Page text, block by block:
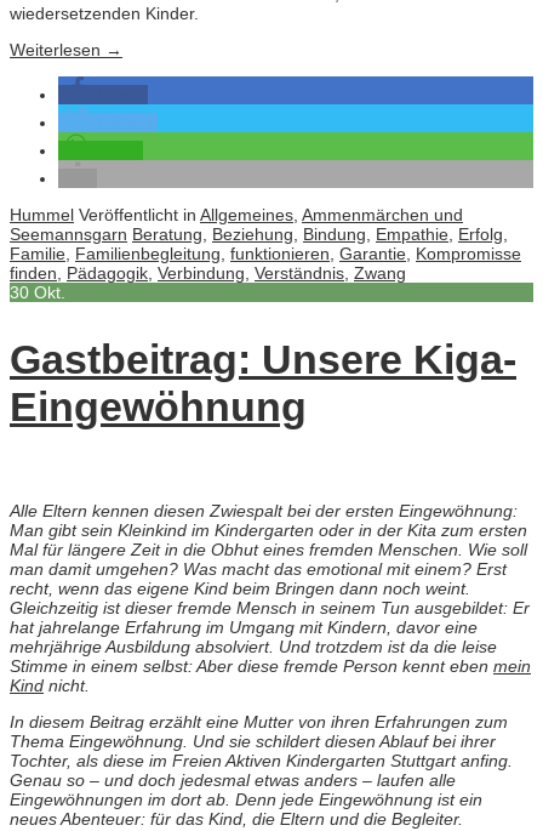
wiedersetzenden Kinder.
Weiterlesen →
Hummel Veröffentlicht in Allgemeines Ammenmärchen und
Seemannsgarn Beratung Beziehung Bindung Empathie Erfolg
Familie Familienbegleitung funktionieren Garantie Kompromisse
finden
Pädagogik Verbindung Verständnis Zwang
30 Okt.
Gastbeitrag: Unsere Kiga-
Eingewöhnung
Alle Eltern kennen diesen Zwiespalt bei der ersten Eingewöhnung:
Man gibt sein Kleinkind im Kindergarten oder in der Kita zum ersten
Mal für längere Zeit in die Obhut eines fremden Menschen. Wie soll
man damit umgehen? Was macht das emotional mit einem? Erst
recht, wenn das eigene Kind beim Bringen dann noch weint.
Gleichzeitig ist dieser fremde Mensch in seinem Tun ausgebildet: Er
hat jahrelange Erfahrung im Umgang mit Kindern, davor eine
mehrjährige Ausbildung absolviert. Und trotzdem ist da die leise
Stimme in einem selbst: Aber diese fremde Person kennt eben mein
Kind nicht.
In diesem Beitrag erzählt eine Mutter von ihren Erfahrungen zum
Thema Eingewöhnung. Und sie schildert diesen Ablauf bei ihrer
Tochter, als diese im Freien Aktiven Kindergarten Stuttgart anfing.
Genau so – und doch jedesmal etwas anders – laufen alle
Eingewöhnungen im dort ab. Denn jede Eingewöhnung ist ein
neues Abenteuer: für das Kind, die Eltern und die Begleiter.